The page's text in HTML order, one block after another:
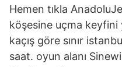
Hemen tıkla
köşesine uçma keyfini
kaçış göre sınır
saat. oyun alanı